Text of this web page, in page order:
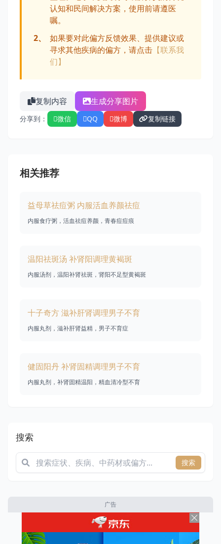
认知和民间解决方案，使用前请遵医
嘱。
2、
如果要对此偏方反馈效果、提供建议或
寻求其他疾病的偏方，请点击 【联系我
们】
复制内容 生成分享图片
分享到： 微信 QQ 微博 复制链接
相关推荐
益母草祛痘粥 内服活血养颜祛痘
内服食疗粥，活血祛痘养颜，青春痘痘痕
温阳祛斑汤 补肾阳调理黄褐斑
内服汤剂，温阳补肾祛斑，肾阳不足型黄褐斑
十子奇方 滋补肝肾调理男子不育
内服丸剂，滋补肝肾益精，男子不育症
健固阳丹 补肾固精调理男子不育
内服丸剂，补肾固精温阳，精血清冷型不育
搜索
搜索
广告